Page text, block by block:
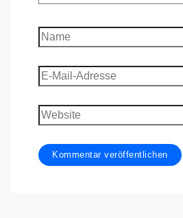
Name
E-
Mail-
Adresse
Website